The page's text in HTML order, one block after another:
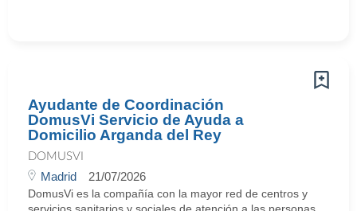
Ayudante de Coordinación
DomusVi Servicio de Ayuda a
Domicilio Arganda del Rey
DOMUSVI
Madrid 21/07/2026
DomusVi es la compañía con la mayor red de centros y